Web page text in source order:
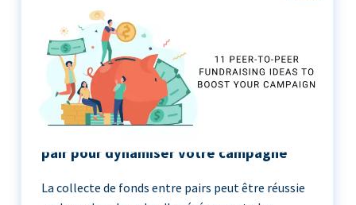
pair pour dynamiser votre campagne
La collecte de fonds entre pairs peut être réussie